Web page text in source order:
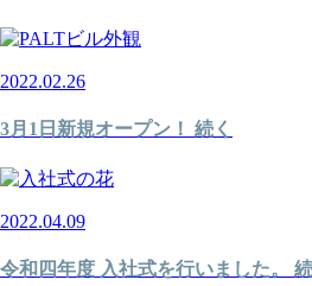
2022.02.26
3月1日新規オープン！ 続く
2022.04.09
令和四年度 入社式を行いました。 続